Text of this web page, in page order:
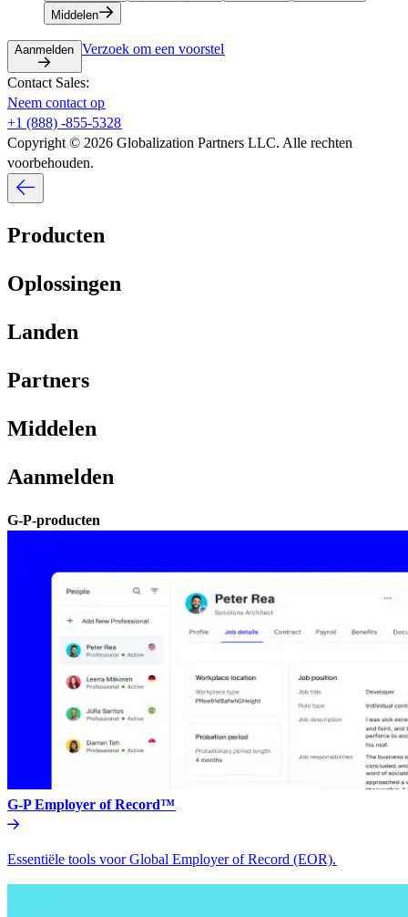
Middelen​​
Aanmelden​​ Verzoek om een voorstel​​
Contact Sales:​​
Neem contact op​​
+1 (888) -855-5328​​
Copyright © 2026 Globalization Partners LLC. Alle rechten
voorbehouden.​​
Producten​​
Oplossingen​​
Landen​​
Partners​​
Middelen​​
Aanmelden​​
G-P-producten​​
G-P Employer of Record™​​
Essentiële tools voor Global Employer of Record (EOR).​​